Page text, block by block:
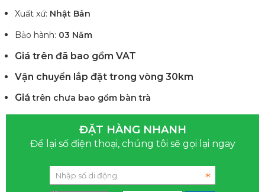
Xuất xứ: Nhật Bản
Bảo hành: 03 Năm
Giá trên đã bao gồm VAT
Vận chuyển lắp đặt trong vòng 30km
Giá trên chưa bao gồm bàn trà
ĐẶT HÀNG NHANH
Để lại số điện thoại, chúng tôi sẽ gọi lại ngay